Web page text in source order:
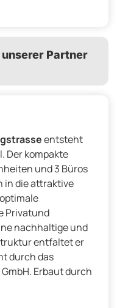
Partner
entsteht
Der kompakte
und 3 Büros
in die attraktive
Privatund
nachhaltige und
entfaltet er
durch das
Erbaut durch